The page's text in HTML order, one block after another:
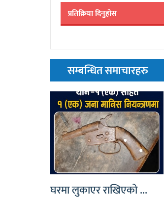
प्रतिक्रिया दिनुहोस
सम्बन्धित समाचारहरु
घरमा लुकाएर राखिएको ...